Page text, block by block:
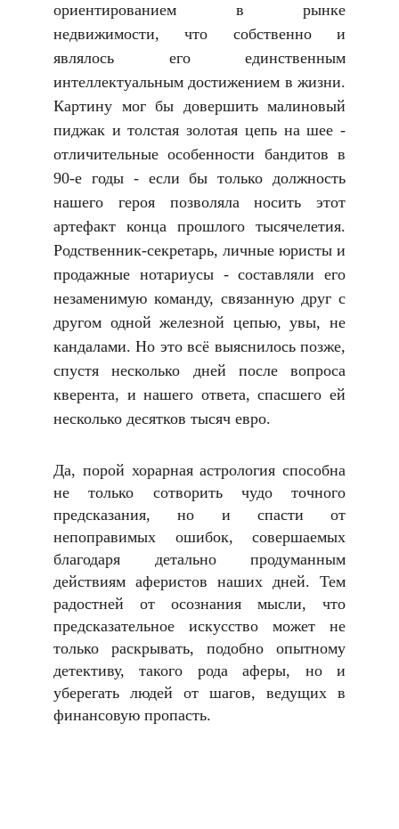
ориентированием в рынке
недвижимости, что собственно и
являлось его единственным
интеллектуальным достижением в жизни.
Картину мог бы довершить малиновый
пиджак и толстая золотая цепь на шее -
отличительные особенности бандитов в
90-е годы - если бы только должность
нашего героя позволяла носить этот
артефакт конца прошлого тысячелетия.
Родственник-секретарь, личные юристы и
продажные нотариусы - составляли его
незаменимую команду, связанную друг с
другом одной железной цепью, увы, не
кандалами. Но это всё выяснилось позже,
спустя несколько дней после вопроса
кверента, и нашего ответа, спасшего ей
несколько десятков тысяч евро.
Да, порой хорарная астрология способна
не только сотворить чудо точного
предсказания, но и спасти от
непоправимых ошибок, совершаемых
благодаря детально продуманным
действиям аферистов наших дней. Тем
радостней от осознания мысли, что
предсказательное искусство может не
только раскрывать, подобно опытному
детективу, такого рода аферы, но и
уберегать людей от шагов, ведущих в
финансовую пропасть.